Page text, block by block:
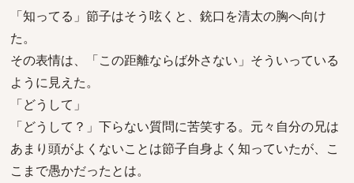
「知ってる」節子はそう呟くと、銃口を清太の胸へ向け
た。
その表情は、「この距離ならば外さない」そういっている
ように見えた。
「どうして」
「どうして？」下らない質問に苦笑する。元々自分の兄は
あまり頭がよくないことは節子自身よく知っていたが、こ
こまで愚かだったとは。